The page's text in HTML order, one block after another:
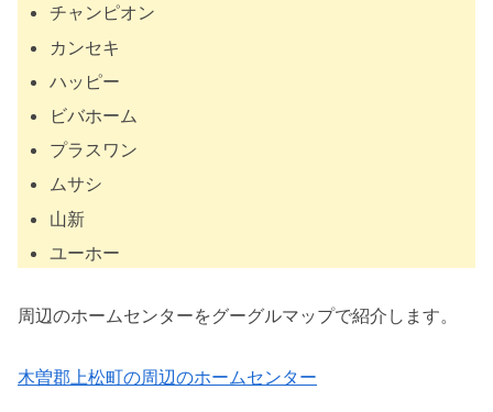
チャンピオン
カンセキ
ハッピー
ビバホーム
プラスワン
ムサシ
山新
ユーホー
周辺のホームセンターをグーグルマップで紹介します。
木曽郡上松町の周辺のホームセンター